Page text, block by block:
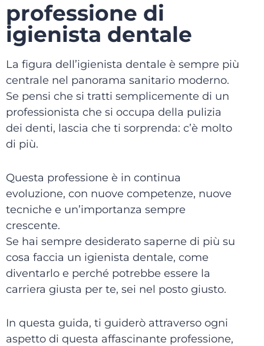
professione di
igienista dentale
La figura dell’igienista dentale è sempre più
centrale nel panorama sanitario moderno.
Se pensi che si tratti semplicemente di un
professionista che si occupa della pulizia
dei denti, lascia che ti sorprenda: c’è molto
di più.
Questa professione è in continua
evoluzione, con nuove competenze, nuove
tecniche e un’importanza sempre
crescente.
Se hai sempre desiderato saperne di più su
cosa faccia un igienista dentale, come
diventarlo e perché potrebbe essere la
carriera giusta per te, sei nel posto giusto.
In questa guida, ti guiderò attraverso ogni
aspetto di questa affascinante professione,